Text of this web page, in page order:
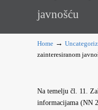
javnošću
Home →
zainteresiranom
Na temelju čl. 11.
informacijama (NN